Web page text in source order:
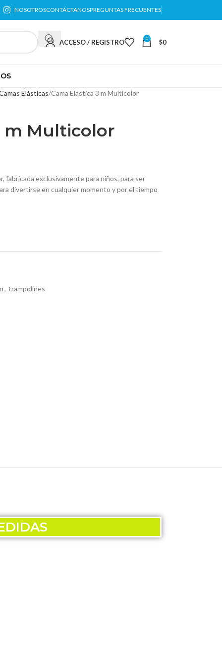
NOSOTROSCONTÁCTANOSPREGUNTAS FRECUENTES
ACCESO / REGISTRO 0 $0
Elásticas Cama Elástica 3 m Multicolor
m Multicolor
fabricada exclusivamente para niños, para ser
divertirse en cualquier momento y por el tiempo
, trampolines